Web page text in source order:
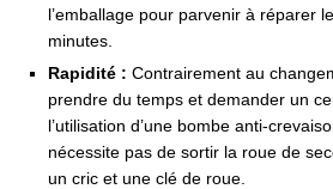
l’emballage pour parvenir à réparer
minutes.
Rapidité : Contrairement au
prendre du temps et demander un
l’utilisation d’une bombe anti-
nécessite pas de sortir la roue de
un cric et une clé de roue.